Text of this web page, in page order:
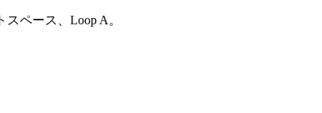
ペース、Loop A。